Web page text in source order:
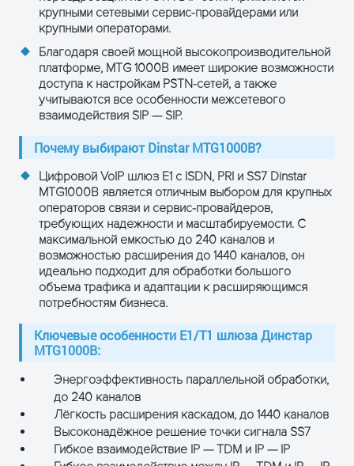
крупными сетевыми сервис-провайдерами или
крупными операторами.
Благодаря своей мощной высокопроизводительной
платформе, MTG 1000B имеет широкие возможности
доступа к настройкам PSTN-сетей, а также
учитываются все особенности межсетевого
взаимодействия SIP — SIP.
Почему выбирают Dinstar MTG1000B?
Цифровой VoIP шлюз E1 с ISDN, PRI и SS7 Dinstar
MTG1000B является отличным выбором для крупных
операторов связи и сервис-провайдеров,
требующих надежности и масштабируемости. С
максимальной емкостью до 240 каналов и
возможностью расширения до 1440 каналов, он
идеально подходит для обработки большого
объема трафика и адаптации к расширяющимся
потребностям бизнеса.
Ключевые особенности E1/T1 шлюза Динстар
MTG1000B:
Энергоэффективность параллельной обработки,
до 240 каналов
Лёгкость расширения каскадом, до 1440 каналов
Высоконадёжное решение точки сигнала SS7
Гибкое взаимодействие IP — TDM и IP — IP